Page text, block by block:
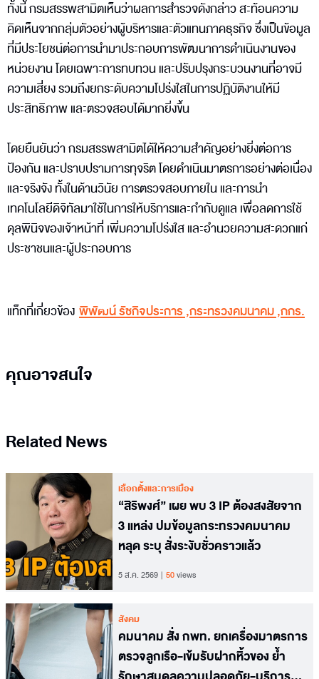
ทั้งนี้ กรมสรรพสามิตเห็นว่าผลการสำรวจดังกล่าว สะท้อนความ
คิดเห็นจากกลุ่มตัวอย่างผู้บริหารและตัวแทนภาคธุรกิจ ซึ่งเป็นข้อมูล
ที่มีประโยชน์ต่อการนำมาประกอบการพัฒนาการดำเนินงานของ
หน่วยงาน โดยเฉพาะการทบทวน และปรับปรุงกระบวนงานที่อาจมี
ความเสี่ยง รวมถึงยกระดับความโปร่งใสในการปฏิบัติงานให้มี
ประสิทธิภาพ และตรวจสอบได้มากยิ่งขึ้น
โดยยืนยันว่า กรมสรรพสามิตได้ให้ความสำคัญอย่างยิ่งต่อการ
ป้องกัน และปราบปรามการทุจริต โดยดำเนินมาตรการอย่างต่อเนื่อง
และจริงจัง ทั้งในด้านวินัย การตรวจสอบภายใน และการนำ
เทคโนโลยีดิจิทัลมาใช้ในการให้บริการและกำกับดูแล เพื่อลดการใช้
ดุลพินิจของเจ้าหน้าที่ เพิ่มความโปร่งใส และอำนวยความสะดวกแก่
ประชาชนและผู้ประกอบการ
แท็กที่เกี่ยวข้อง พิพัฒน์ รัชกิจประการ,กระทรวงคมนาคม,กกร.
คุณอาจสนใจ
Related News
เลือกตั้งและการเมือง
“สิริพงศ์” เผย พบ 3 IP ต้องสงสัยจาก
3 แหล่ง ปมข้อมูลกระทรวงคมนาคม
หลุด ระบุ สั่งระงับชั่วคราวแล้ว
5 ส.ค. 2569 50views
สังคม
คมนาคม สั่ง กพท. ยกเครื่องมาตรการ
ตรวจลูกเรือ-เข้มรับฝากหิ้วของ ย้ำ